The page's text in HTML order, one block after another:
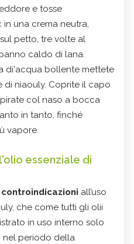
e tosse
in una crema neutra,
petto, tre volte al
caldo di lana.
di'acqua bollente mettete
di niaouly. Coprite il capo
col naso a bocca
in tanto, finché
vapore.
essenziale di
all’uso
che come tutti gli olii
in uso interno solo
nel periodo della